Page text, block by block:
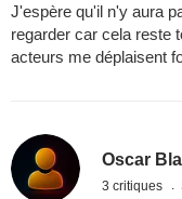
J'espère qu'il n'y aura
regarder car cela reste
acteurs me déplaisent
Oscar
3 critiques